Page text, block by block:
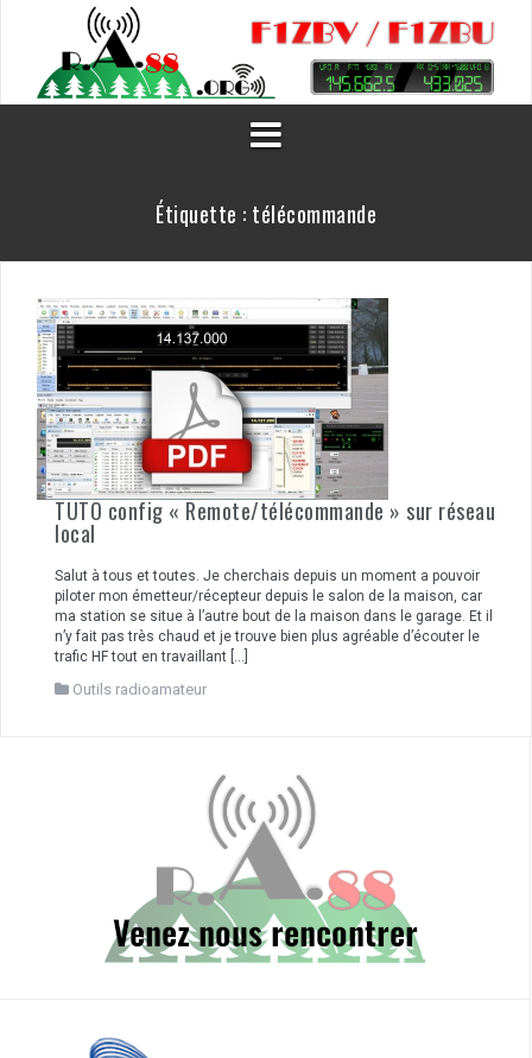
Étiquette : télécommande
TUTO config « Remote/télécommande » sur réseau
local
Salut à tous et toutes. Je cherchais depuis un moment a pouvoir
piloter mon émetteur/récepteur depuis le salon de la maison, car
ma station se situe à l’autre bout de la maison dans le garage. Et il
n’y fait pas très chaud et je trouve bien plus agréable d’écouter le
trafic HF tout en travaillant […]
Outils radioamateur